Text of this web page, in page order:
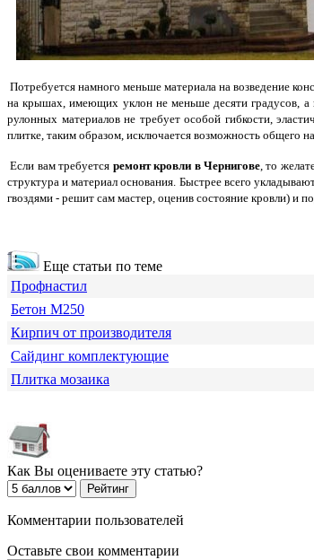
Потребуется намного меньше материала на возведение
на крышах, имеющих уклон не меньше десяти градусов,
рулонных материалов не требует особой гибкости,
плитке, таким образом, исключается возможность общего
Если вам требуется ремонт кровли в Чернигове, то
структура и материал основания. Быстрее всего
гвоздями - решит сам мастер, оценив состояние кровли) и
Еще статьи по теме
Профнастил
Бетон М250
Кирпич от производителя
Сайдинг комплектующие
Плитка мозаика
Как Вы оцениваете эту статью?
Комментарии пользователей
Оставьте свои комментарии